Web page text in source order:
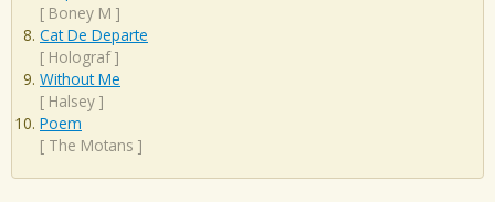
[ Boney M ]
Cat De Departe
[ Holograf]
Without Me
[ Halsey ]
Poem
[ The Motans ]